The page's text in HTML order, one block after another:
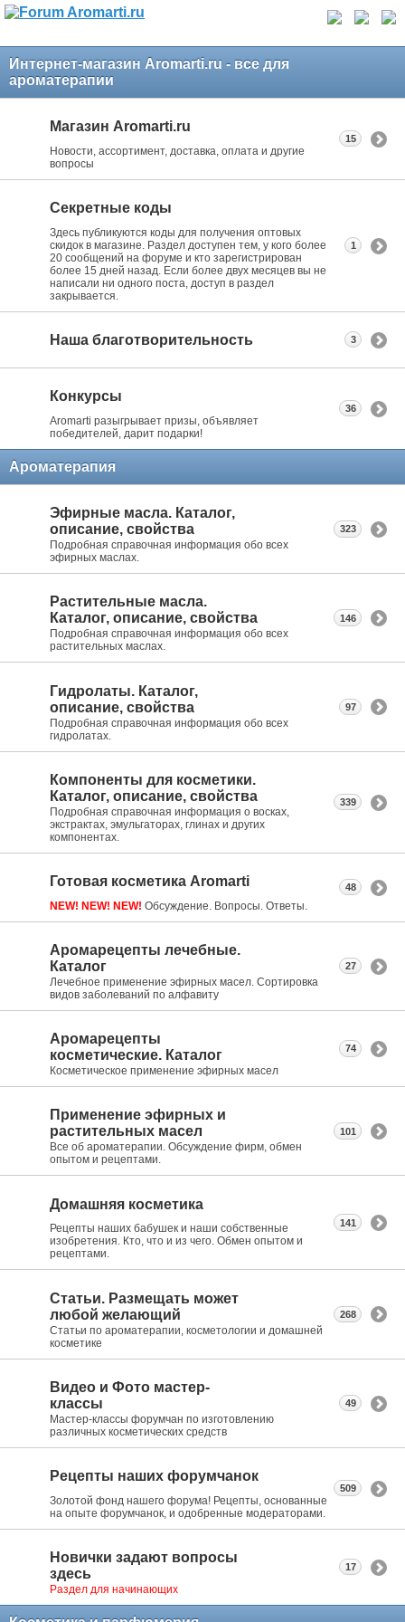
Интернет-магазин Aromarti.ru - все для
ароматерапии
Магазин Aromarti.ru
Новости, ассортимент, доставка, оплата и другие
вопросы
15
Секретные коды
Здесь публикуются коды для получения оптовых
скидок в магазине. Раздел доступен тем, у кого более
20 сообщений на форуме и кто зарегистрирован
более 15 дней назад. Если более двух месяцев вы не
написали ни одного поста, доступ в раздел
закрывается.
1
Наша благотворительность 3
Конкурсы
Aromarti разыгрывает призы, объявляет
победителей, дарит подарки!
36
Ароматерапия
Эфирные масла. Каталог,
описание, свойства
Подробная справочная информация обо всех
эфирных маслах.
323
Растительные масла.
Каталог, описание, свойства
Подробная справочная информация обо всех
растительных маслах.
146
Гидролаты. Каталог,
описание, свойства
Подробная справочная информация обо всех
гидролатах.
97
Компоненты для косметики.
Каталог, описание, свойства
Подробная справочная информация о восках,
экстрактах, эмульгаторах, глинах и других
компонентах.
339
Готовая косметика Aromarti
NEW! NEW! NEW! Обсуждение. Вопросы. Ответы.
48
Аромарецепты лечебные.
Каталог
Лечебное применение эфирных масел. Сортировка
видов заболеваний по алфавиту
27
Аромарецепты
косметические. Каталог
Косметическое применение эфирных масел
74
Применение эфирных и
растительных масел
Все об ароматерапии. Обсуждение фирм, обмен
опытом и рецептами.
101
Домашняя косметика
Рецепты наших бабушек и наши собственные
изобретения. Кто, что и из чего. Обмен опытом и
рецептами.
141
Статьи. Размещать может
любой желающий
Статьи по ароматерапии, косметологии и домашней
косметике
268
Видео и Фото мастер-
классы
Мастер-классы форумчан по изготовлению
различных косметических средств
49
Рецепты наших форумчанок
Золотой фонд нашего форума! Рецепты, основанные
на опыте форумчанок, и одобренные модераторами.
509
Новички задают вопросы
здесь
Раздел для начинающих
17